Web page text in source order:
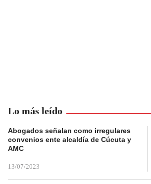
Lo más leído
Abogados señalan como irregulares
convenios ente alcaldía de Cúcuta y
AMC
13/07/2023